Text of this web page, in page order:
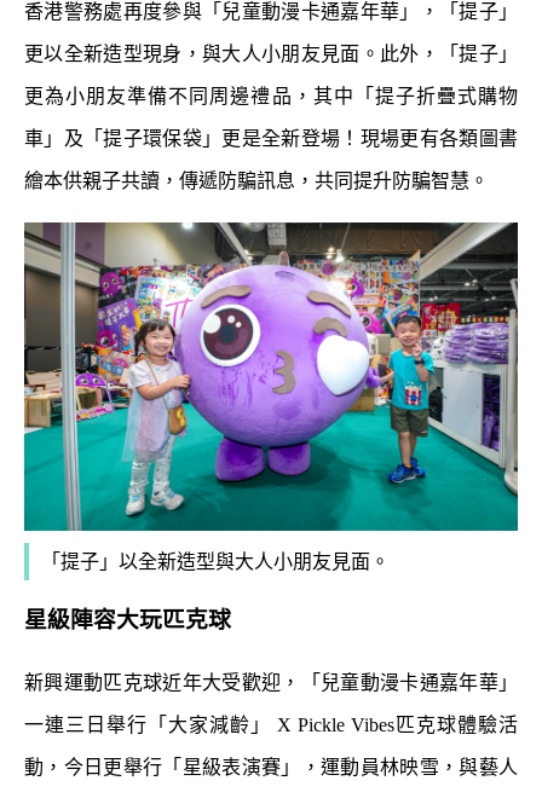
香港警務處再度參與「兒童動漫卡通嘉年華」，「提子」
更以全新造型現身，與大人小朋友見面。此外，「提子」
更為小朋友準備不同周邊禮品，其中「提子折疊式購物
車」及「提子環保袋」更是全新登場！現場更有各類圖書
繪本供親子共讀，傳遞防騙訊息，共同提升防騙智慧。
「提子」以全新造型與大人小朋友見面。
星級陣容大玩匹克球
新興運動匹克球近年大受歡迎，「兒童動漫卡通嘉年華」
一連三日舉行「大家減齡」 X Pickle Vibes匹克球體驗活
動，今日更舉行「星級表演賽」，運動員林映雪，與藝人